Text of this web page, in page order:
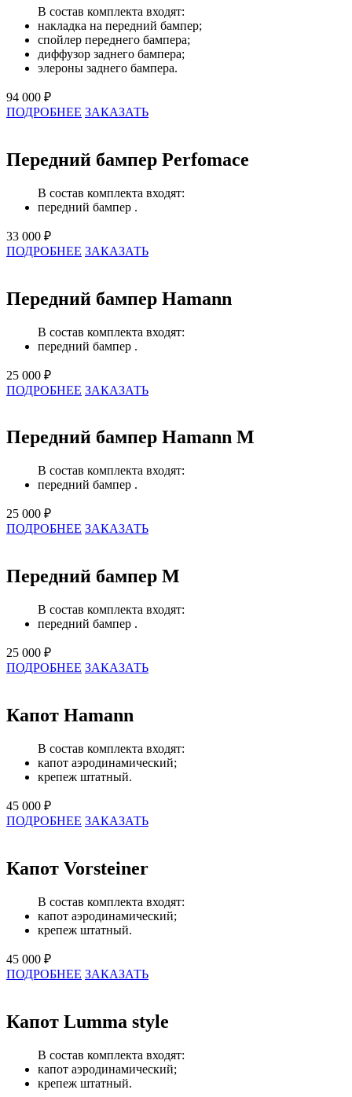
В состав комплекта входят:
накладка на передний бампер;
спойлер переднего бампера;
диффузор заднего бампера;
элероны заднего бампера.
94 000 ₽
ПОДРОБНЕЕ ЗАКАЗАТЬ
Передний бампер Perfomace
В состав комплекта входят:
передний бампер .
33 000 ₽
ПОДРОБНЕЕ ЗАКАЗАТЬ
Передний бампер Hamann
В состав комплекта входят:
передний бампер .
25 000 ₽
ПОДРОБНЕЕ ЗАКАЗАТЬ
Передний бампер Hamann M
В состав комплекта входят:
передний бампер .
25 000 ₽
ПОДРОБНЕЕ ЗАКАЗАТЬ
Передний бампер M
В состав комплекта входят:
передний бампер .
25 000 ₽
ПОДРОБНЕЕ ЗАКАЗАТЬ
Капот Hamann
В состав комплекта входят:
капот аэродинамический;
крепеж штатный.
45 000 ₽
ПОДРОБНЕЕ ЗАКАЗАТЬ
Капот Vorsteiner
В состав комплекта входят:
капот аэродинамический;
крепеж штатный.
45 000 ₽
ПОДРОБНЕЕ ЗАКАЗАТЬ
Капот Lumma style
В состав комплекта входят:
капот аэродинамический;
крепеж штатный.